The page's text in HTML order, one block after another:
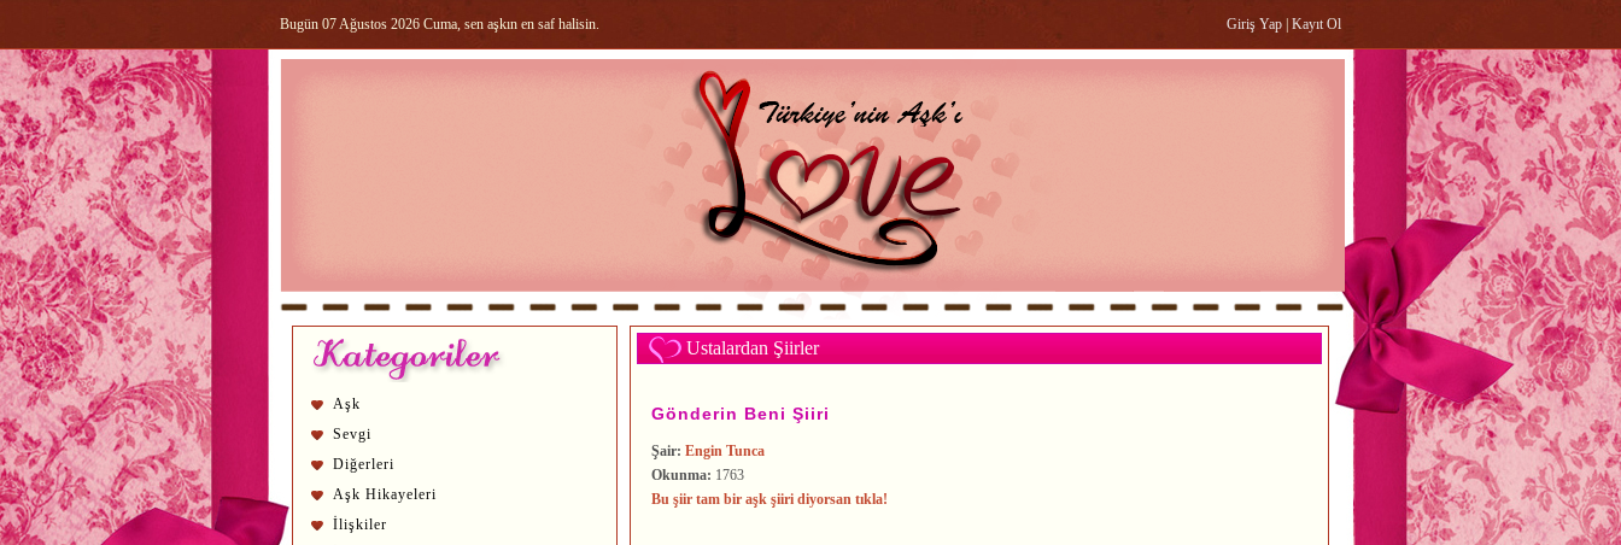
Bugün 07 Ağustos 2026 Cuma, sen aşkın en saf halisin. Giriş Yap Kayıt Ol
Aşk
Sevgi
Diğerleri
Aşk Hikayeleri
İlişkiler
Ustalardan Şiirler
Gönderin Beni Şiiri
Şair: Engin Tunca
Okunma: 1763
Bu şiir tam bir aşk şiiri diyorsan tıkla!